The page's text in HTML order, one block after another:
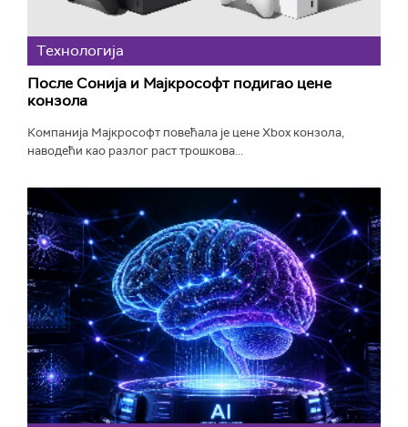
Технологијa
После Сонија и Мајкрософт подигао цене
конзола
Компанија Мајкрософт повећала је цене Xbox конзола,
наводећи као разлог раст трошкова...